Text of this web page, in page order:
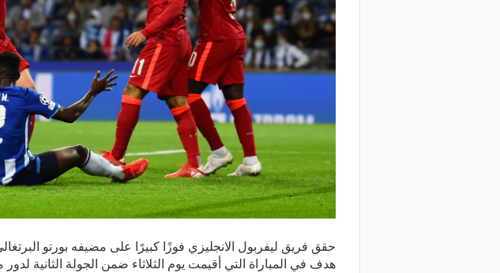
حقق فريق ليفربول الانجليزي فوزًا كبيرًا على مضيفه بورتو
هدف في المباراة التي أقيمت يوم الثلاثاء ضمن الجولة الثانية